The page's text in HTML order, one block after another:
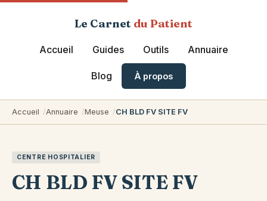
Le Carnet du Patient
Accueil Guides Outils Annuaire
Blog À propos
Accueil Annuaire Meuse CH BLD FV SITE FV
CENTRE HOSPITALIER
CH BLD FV SITE FV